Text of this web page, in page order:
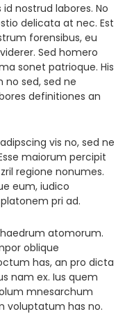
nostrud labores. No
delicata at nec. Est
forensibus, eu
Sed homero
sonet patrioque. His
sed, sed ne
definitiones an
vis no, sed ne
maiorum percipit
regione nonumes.
eum, iudico
pri ad.
atomorum.
oblique
has, an pro dicta
nam ex. Ius quem
mnesarchum
voluptatum has no.